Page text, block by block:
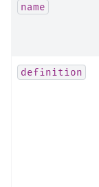
name
definition